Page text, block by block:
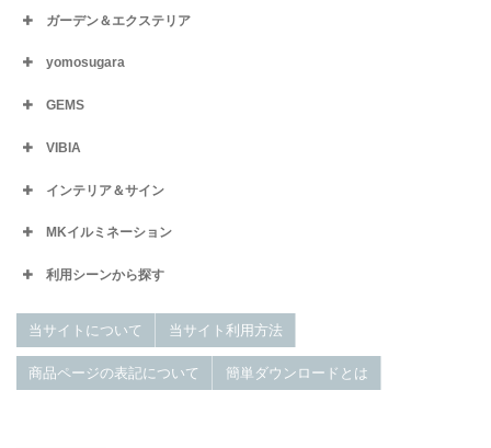
ガーデン＆エクステリア
yomosugara
GEMS
VIBIA
インテリア＆サイン
MKイルミネーション
利用シーンから探す
当サイトについて 当サイト利用方法
商品ページの表記について 簡単ダウンロードとは